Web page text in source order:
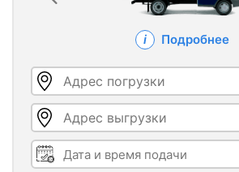
Подробнее
Адрес погрузки
Адрес выгрузки
Дата и время подачи